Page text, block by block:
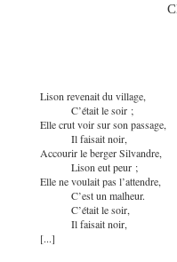
Lison revenait du village,
C’était le soir ;
Elle crut voir sur son passage,
Il faisait noir,
Accourir le berger Silvandre,
Lison eut peur ;
Elle ne voulait pas l’attendre,
C’est un malheur.
C’était le soir,
Il faisait noir,
[...]